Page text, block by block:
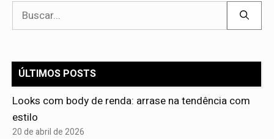
Pesquisar
ÚLTIMOS POSTS
Looks com body de renda: arrase na tendência com
estilo
20 de abril de 2026